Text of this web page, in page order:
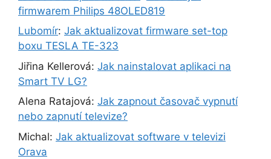
firmwarem Philips 48OLED819
Lubomír: Jak aktualizovat firmware set-top
boxu TESLA TE-323
Jiřina Kellerová: Jak nainstalovat aplikaci na
Smart TV LG?
Alena Ratajová: Jak zapnout časovač vypnutí
nebo zapnutí televize?
Michal: Jak aktualizovat software v televizi
Orava